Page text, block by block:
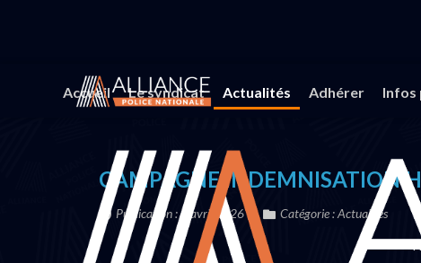
Accueil Le syndicat Actualités Adhérer Infos
Vous êtes ici : Accueil
CAMPAGNE INDEMNISATION
Publication : 8 avril 2026 Catégorie :Actualités